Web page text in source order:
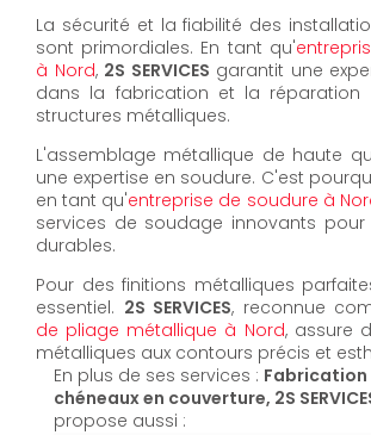
La sécurité et la fiabilité des
sont primordiales. En tant qu'
à Nord, 2S SERVICES garantit une
dans la fabrication et la réparation
structures métalliques.
L'assemblage métallique de haute
une expertise en soudure. C'est
en tant qu'entreprise de soudure à
services de soudage innovants pour
durables.
Pour des finitions métalliques
essentiel. 2S SERVICES, reconnue
de pliage métallique à Nord, assure
métalliques aux contours précis et
En plus de ses services : Fabrication
chéneaux en couverture, 2S
propose aussi :